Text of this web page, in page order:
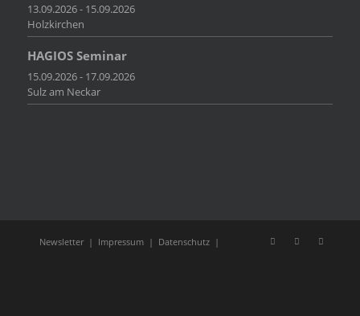
13.09.2026 - 15.09.2026
Holzkirchen
HAGIOS Seminar
15.09.2026 - 17.09.2026
Sulz am Neckar
Newsletter | Impressum | Datenschutz |